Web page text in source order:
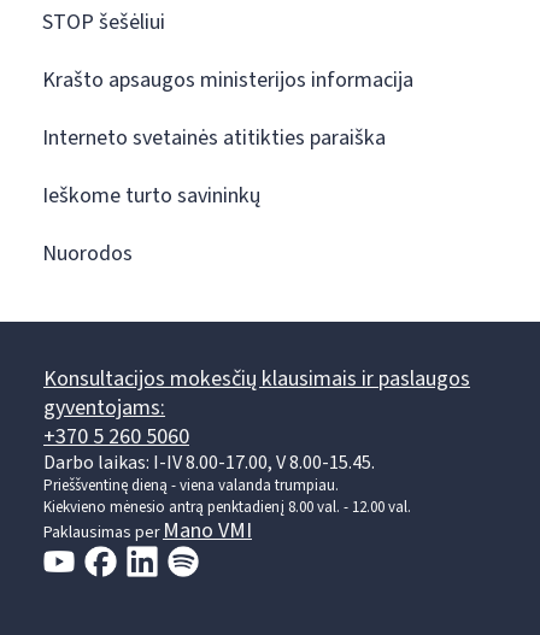
STOP šešėliui
Krašto apsaugos ministerijos informacija
Interneto svetainės atitikties paraiška
Ieškome turto savininkų
Nuorodos
Konsultacijos mokesčių klausimais ir paslaugos
gyventojams:
+370 5 260 5060
Darbo laikas: I-IV 8.00-17.00, V 8.00-15.45.
Prieššventinę dieną - viena valanda trumpiau.
Kiekvieno mėnesio antrą penktadienį 8.00 val. - 12.00 val.
Paklausimas per Mano VMI